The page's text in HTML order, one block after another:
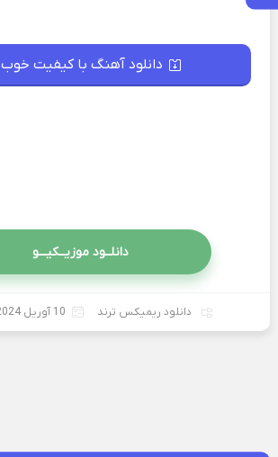
دانلود آهنگ با کیفیت خوب 128
دانلــود موزیــکیـــو
دانلود ریمیکس ترند 10 آوریل 2024